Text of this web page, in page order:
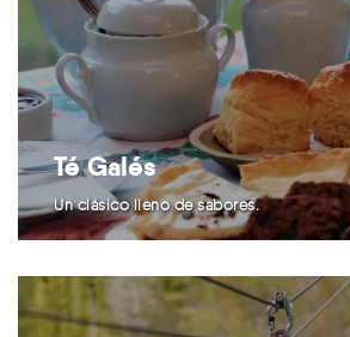
Té Galés
Un clásico lleno de sabores.